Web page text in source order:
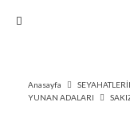
Anasayfa
YUNAN ADALARI